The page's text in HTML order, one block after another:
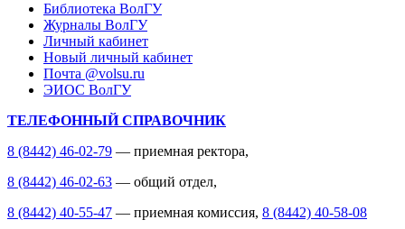
Библиотека ВолГУ
Журналы ВолГУ
Личный кабинет
Новый личный кабинет
Почта @volsu.ru
ЭИОС ВолГУ
ТЕЛЕФОННЫЙ СПРАВОЧНИК
8 (8442) 46-02-79 — приемная ректора,
8 (8442) 46-02-63 — общий отдел,
8 (8442) 40-55-47 — приемная комиссия, 8 (8442) 40-58-08